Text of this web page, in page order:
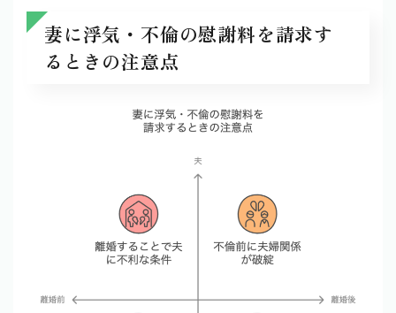
妻に浮気・不倫の慰謝料を請求す
るときの注意点